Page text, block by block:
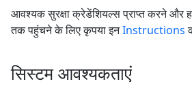
आवश्यक सुरक्षा क्रेडेंशियल्स प्राप्त करने और
तक पहुंचने के लिए कृपया इनInstructions
सिस्टम आवश्यकताएं